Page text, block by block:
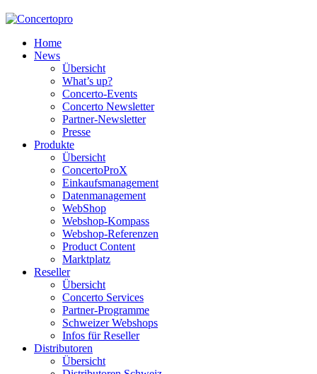
Home
News
Übersicht
What’s up?
Concerto-Events
Concerto Newsletter
Partner-Newsletter
Presse
Produkte
Übersicht
ConcertoProX
Einkaufsmanagement
Datenmanagement
WebShop
Webshop-Kompass
Webshop-Referenzen
Product Content
Marktplatz
Reseller
Übersicht
Concerto Services
Partner-Programme
Schweizer Webshops
Infos für Reseller
Distributoren
Übersicht